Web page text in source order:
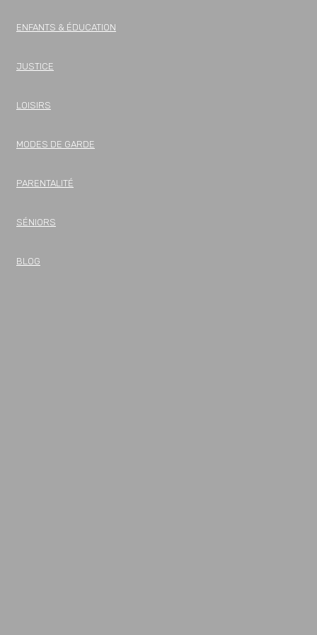
ENFANTS & ÉDUCATION
JUSTICE
LOISIRS
MODES DE GARDE
PARENTALITÉ
SÉNIORS
BLOG